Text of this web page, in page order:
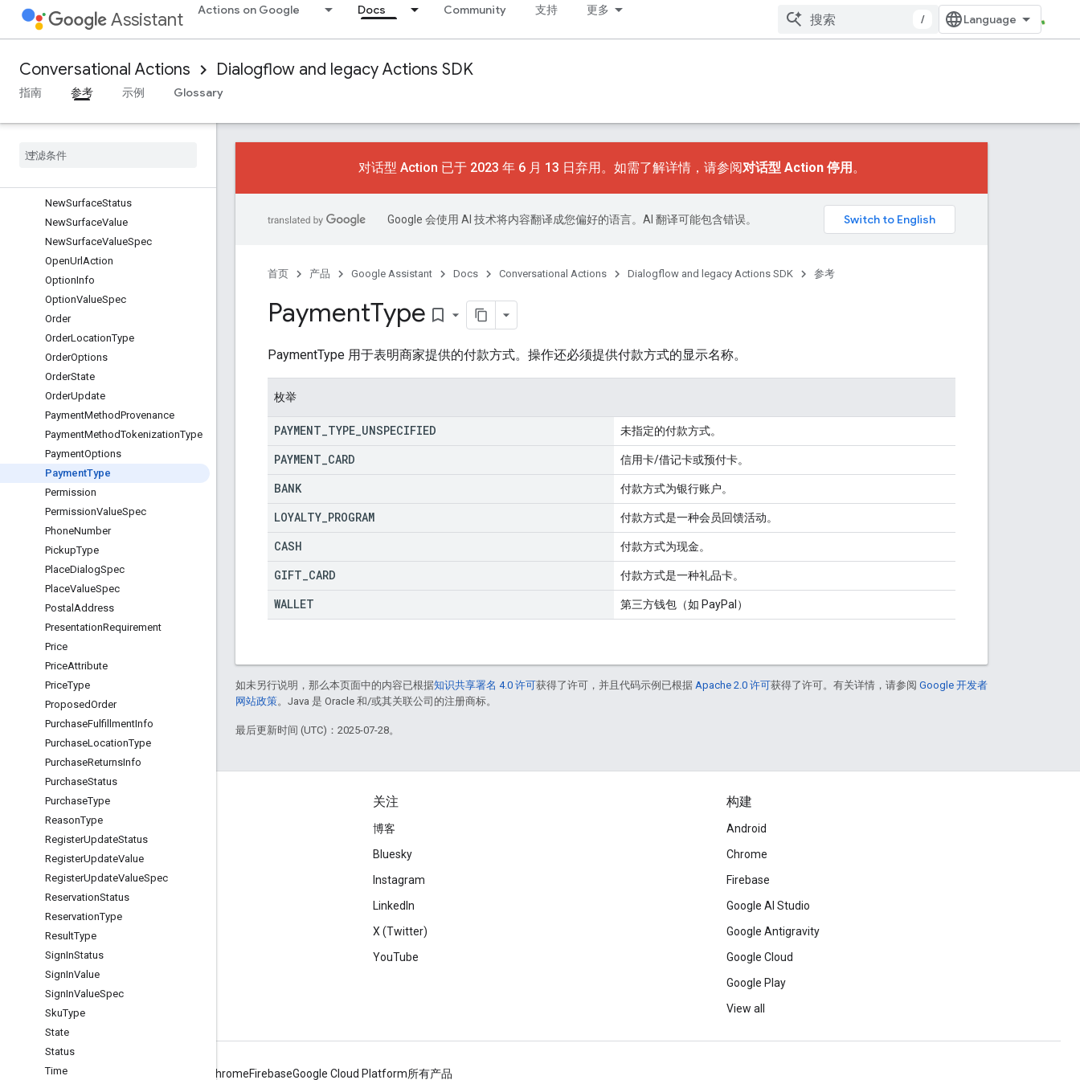
Assistant Actions on Google Docs Community 支持 更多
/
Conversational Actions Dialogflow and legacy Actions SDK
指南 参考 示例 Glossary
InputType
LineItem
LineItemUpdate
LinkDialogSpec
Location
Media
NewSurfaceStatus
NewSurfaceValue
NewSurfaceValueSpec
OpenUrlAction
OptionInfo
OptionValueSpec
Order
OrderLocationType
OrderOptions
OrderState
OrderUpdate
PaymentMethodProvenance
PaymentMethodTokenizationType
PaymentOptions
PaymentType
Permission
PermissionValueSpec
PhoneNumber
PickupType
PlaceDialogSpec
PlaceValueSpec
Postal Address
PresentationRequirement
Price
PriceAttribute
PriceType
ProposedOrder
PurchaseFulfillmentInfo
PurchaseLocationType
PurchaseReturnsInfo
PurchaseStatus
PurchaseType
ReasonType
RegisterUpdateStatus
RegisterUpdateValue
RegisterUpdateValueSpec
ReservationStatus
ReservationType
ResultType
SignInStatus
SignInValue
SignInValueSpec
SkuType
State
Status
Time
对话型 Action 已于 2023 年 6 月 13 日弃用。如需了解详情，请参阅对话型 Action 停用 。
Google 会使用 AI 技术将内容翻译成您偏好的语言。AI 翻译可能包含错误。
首页 产品 Google Assistant Docs Conversational Actions Dialogflow and legacy Actions SDK 参考
PaymentType bookmark_border
PaymentType 用于表明商家提供的付款方式。操作还必须提供付款方式的显示名称。
枚举
PAYMENT TYPE UNSPECIFIED 未指定的付款方式。
PAYMENT CARD 信用卡/借记卡或预付卡。
BANK 付款方式为银行账户。
LOYALTY PROGRAM 付款方式是一种会员回馈活动。
CASH 付款方式为现金。
GIFT CARD 付款方式是一种礼品卡。
WALLET 第三方钱包（如 PayPal）
如未另行说明，那么本页面中的内容已根据知识共享署名 4.0 许可获得了许可，并且代码示例已根据 Apache 2.0 许可获得了许可。有关详情，请参阅 Google 开发者
网站政策。Java 是 Oracle 和/或其关联公司的注册商标。
最后更新时间 (UTC)：2025-07-28。
More Information
Google Assistant
Why build for the Assistant?
How Google Assistant works
Support
Community
关注
博客
Bluesky
Instagram
LinkedIn
X (Twitter)
YouTube
构建
Android
Chrome
Firebase
Google AI Studio
Google Antigravity
Google Cloud
Google Play
View all
ChromeFirebaseGoogle Cloud Platform所有产品